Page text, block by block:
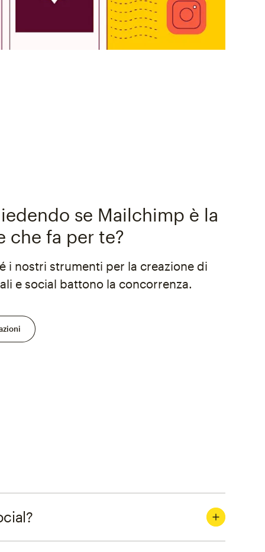
se Mailchimp è la
che fa per te?
i nostri strumenti per la creazione di
e social battono la concorrenza.